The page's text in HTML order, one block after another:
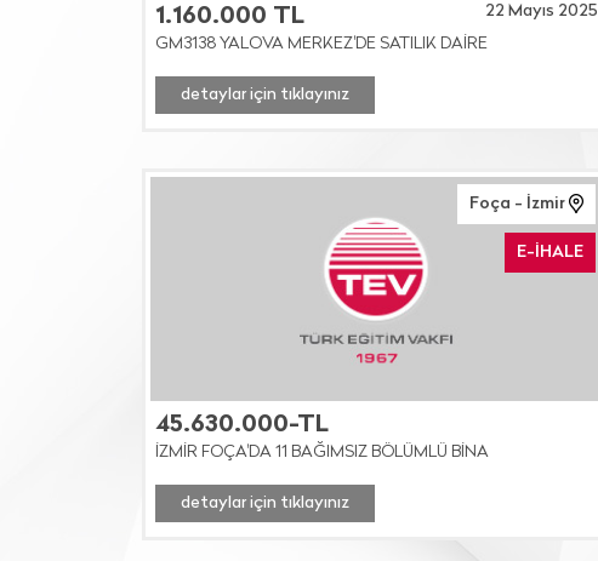
1.160.000 TL
22 Mayıs 2025
GM3138 YALOVA MERKEZ'DE SATILIK DAİRE
detaylar için tıklayınız
Foça - İzmir
E-İHALE
45.630.000-TL
İZMİR FOÇA'DA 11 BAĞIMSIZ BÖLÜMLÜ BİNA
detaylar için tıklayınız